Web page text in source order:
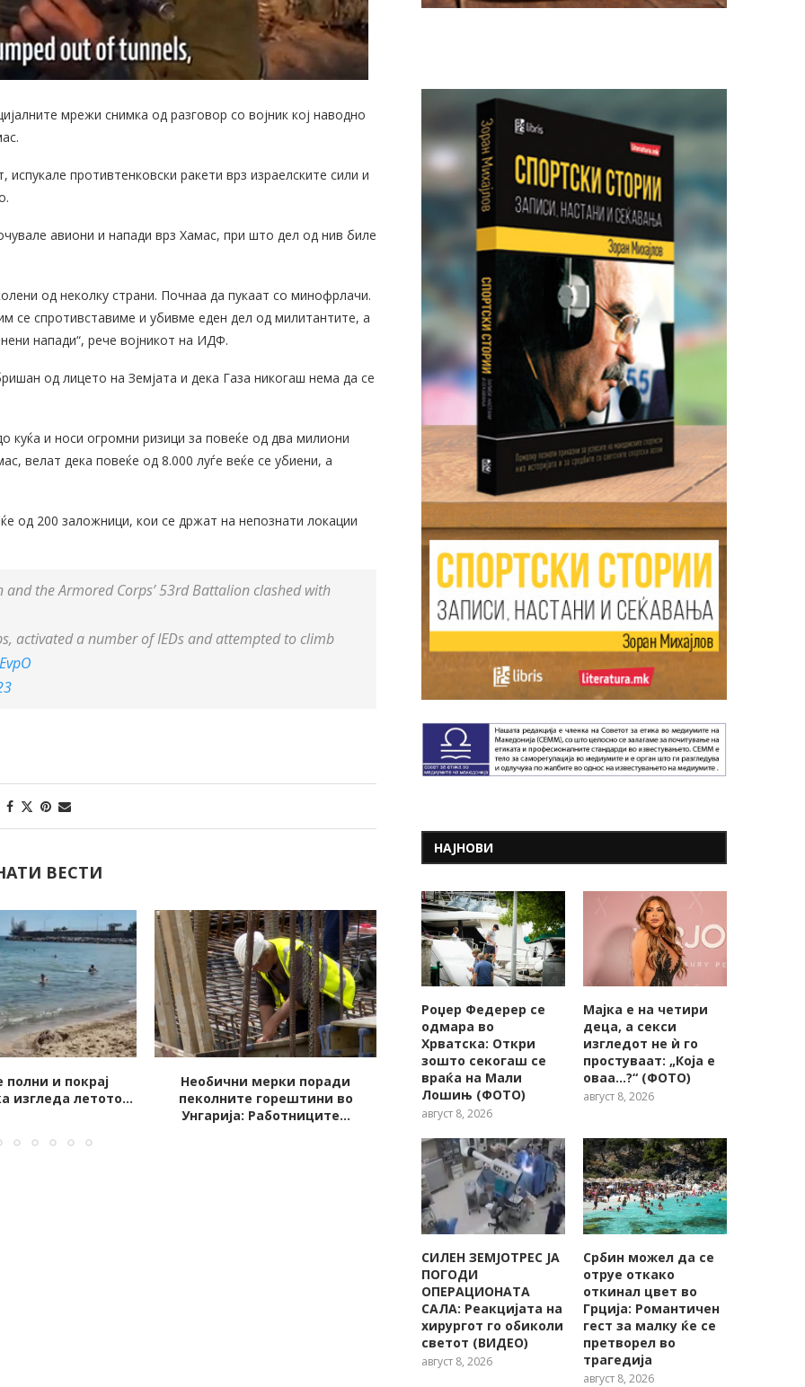
мрежи снимка од разговор со војник кој наводно
противтенковски ракети врз израелските сили и
авиони и напади врз Хамас, при што дел од нив биле
од неколку страни. Почнаа да пукаат со минофрлачи.
се спротивставиме и убивме еден дел од милитантите, а
напади“, рече војникот на ИДФ.
од лицето на Земјата и дека Газа никогаш нема да се
куќа и носи огромни ризици за повеќе од два милиони
велат дека повеќе од 8.000 луѓе веќе се убиени, а
од 200 заложници, кои се држат на непознати локации
the Armored Corps’ 53rd Battalion clashed with
activated a number of IEDs and attempted to climb
ВЕСТИ
мерки поради
горештини во
ИРАНЦИТЕ ОБЈАВИЈА ВИДЕО
КАКО ДА СЕ УБИЕ МЕЛАНИЈА:...
Италијански новинар брутално
убиен – телото му било...
МАСОВНА ТЕПАЧКА ВО
НАЈНОВИ
Роџер Федерер се
одмара во
Хрватска: Откри
зошто секогаш се
враќа на Мали
Лошињ (ФОТО)
август 8, 2026
Мајка е на четири
деца, а секси
изгледот не ѝ го
простуваат: „Која е
оваа…?“ (ФОТО)
август 8, 2026
СИЛЕН ЗЕМЈОТРЕС ЈА
ПОГОДИ
ОПЕРАЦИОНАТА
САЛА: Реакцијата на
хирургот го обиколи
светот (ВИДЕО)
август 8, 2026
Србин можел да се
отруе откако
откинал цвет во
Грција: Романтичен
гест за малку ќе се
претворел во
трагедија
август 8, 2026